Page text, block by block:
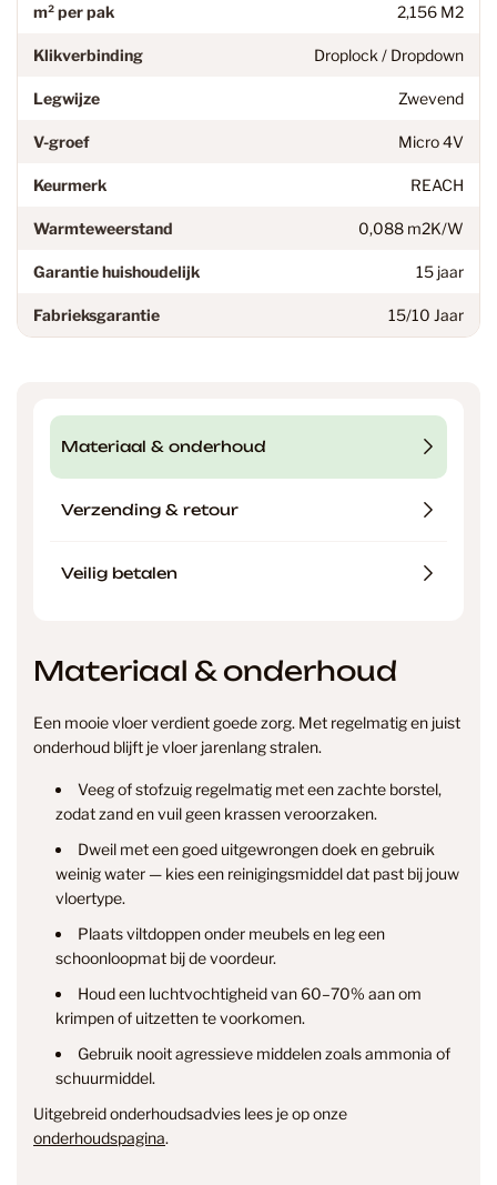
m² per pak 2,156 M2
Klikverbinding Droplock / Dropdown
Legwijze Zwevend
V-groef Micro 4V
Keurmerk REACH
Warmteweerstand 0,088 m2K/W
Garantie huishoudelijk 15 jaar
Fabrieksgarantie 15/10 Jaar
Materiaal & onderhoud
Verzending & retour
Veilig betalen
Materiaal & onderhoud
Een mooie vloer verdient goede zorg. Met regelmatig en juist
onderhoud blijft je vloer jarenlang stralen.
Veeg of stofzuig regelmatig met een zachte borstel,
zodat zand en vuil geen krassen veroorzaken.
Dweil met een goed uitgewrongen doek en gebruik
weinig water — kies een reinigingsmiddel dat past bij jouw
vloertype.
Plaats viltdoppen onder meubels en leg een
schoonloopmat bij de voordeur.
Houd een luchtvochtigheid van 60–70% aan om
krimpen of uitzetten te voorkomen.
Gebruik nooit agressieve middelen zoals ammonia of
schuurmiddel.
Uitgebreid onderhoudsadvies lees je op onze
onderhoudspagina.
info@smantvloeren.nl
Verzending & levertijd
Retourneren
& annuleren